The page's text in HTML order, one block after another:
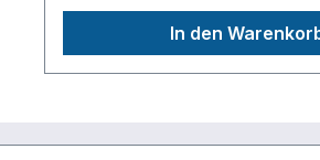
63500 Seligenstadt,
Deutschlandinfo@aerotec.info
In den